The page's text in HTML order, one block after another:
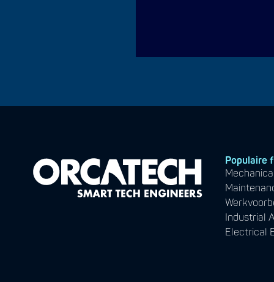
Populaire
Industrial
Electrical